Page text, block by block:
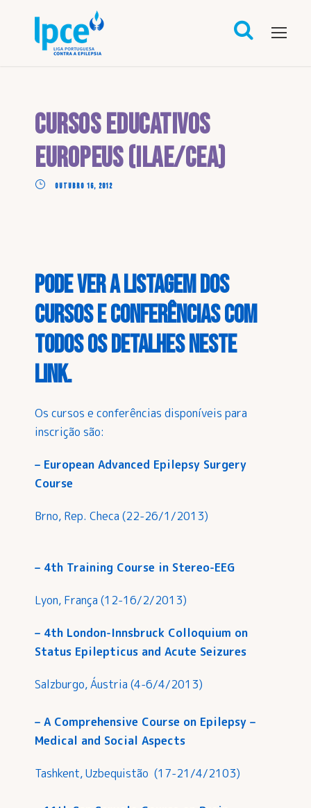
Cursos educativos
europeus (ILAE/CEA)
OUTUBRO 16, 2012
Pode ver a listagem dos
cursos e conferências com
todos os detalhesneste
link.
Os cursos e conferências disponíveis para
inscrição são:
– European Advanced Epilepsy Surgery
Course
Brno, Rep. Checa (22-26/1/2013)
– 4th Training Course in Stereo-EEG
Lyon, França (12-16/2/2013)
– 4th London-Innsbruck Colloquium on
Status Epilepticus and Acute Seizures
Salzburgo, Áustria (4-6/4/2013)
– A Comprehensive Course on Epilepsy –
Medical and Social Aspects
Tashkent, Uzbequistão (17-21/4/2103)